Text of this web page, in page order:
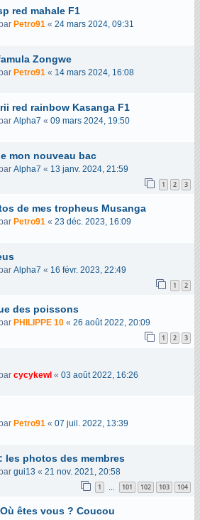
red mahale F1
Petro91 « 24 mars 2024, 09:31
Zongwe
Petro91 « 14 mars 2024, 16:08
red rainbow Kasanga F1
Alpha7 « 09 mars 2024, 19:50
mon nouveau bac
Alpha7 « 13 janv. 2024, 21:59
1 2 3
de mes tropheus Musanga
Petro91 « 23 déc. 2023, 16:09
Alpha7 « 16 févr. 2023, 22:49
1 2
des poissons
PHILIPPE 10 « 26 août 2022, 20:09
1 2 3
cycykewl « 03 août 2022, 16:26
Petro91 « 07 juil. 2022, 13:39
les photos des membres
gui13 « 21 nov. 2021, 20:58
1 101 102 103 104
êtes vous ? Coucou